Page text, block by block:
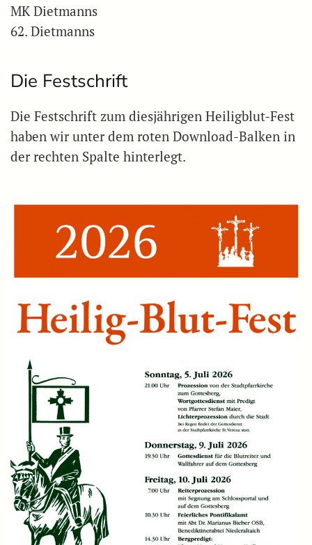
MK Dietmanns
62. Dietmanns
Die Festschrift
Die Festschrift zum diesjährigen Heiligblut-Fest
haben wir unter dem roten Download-Balken in
der rechten Spalte hinterlegt.